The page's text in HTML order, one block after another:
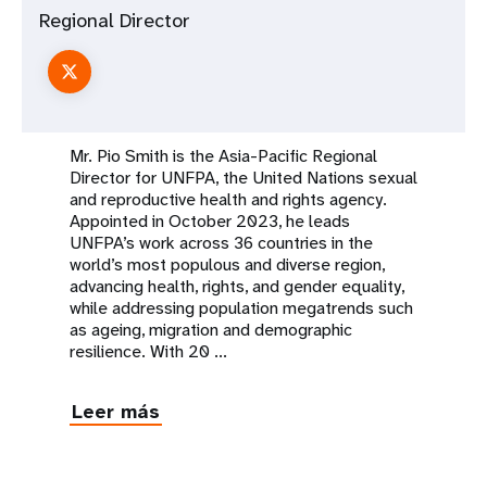
Regional Director
Mr. Pio Smith is the Asia-Pacific Regional
Director for UNFPA, the United Nations sexual
and reproductive health and rights agency.
Appointed in October 2023, he leads
UNFPA’s work across 36 countries in the
world’s most populous and diverse region,
advancing health, rights, and gender equality,
while addressing population megatrends such
as ageing, migration and demographic
resilience. With 20 ...
Leer más